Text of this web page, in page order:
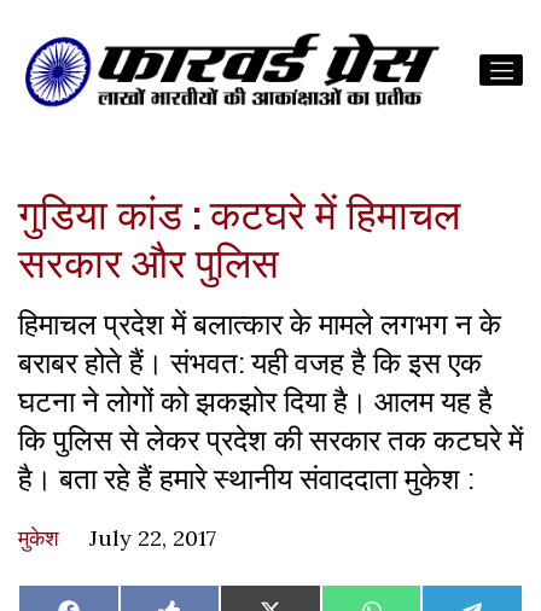
गुडिया कांड : कटघरे में हिमाचल
सरकार और पुलिस
हिमाचल प्रदेश में बलात्कार के मामले लगभग न के
बराबर होते हैं। संभवत: यही वजह है कि इस एक
घटना ने लोगों को झकझोर दिया है। आलम यह है
कि पुलिस से लेकर प्रदेश की सरकार तक कटघरे में
है। बता रहे हैं हमारे स्थानीय संवाददाता मुकेश :
मुकेश July 22, 2017